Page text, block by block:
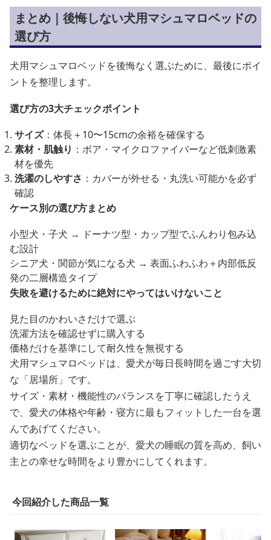
まとめ｜後悔しない犬用マシュマロベッドの
選び方
犬用マシュマロベッドを後悔なく選ぶために、最後にポイ
ントを整理します。
選び方の3大チェックポイント
サイズ：体長＋10〜15cmの余裕を確保する
素材・肌触り ：ボア・マイクロファイバーなど低刺激素
材を優先
洗濯のしやすさ ：カバーが外せる・丸洗い可能かを必ず
確認
ケース別の選び方まとめ
小型犬・子犬 → ドーナツ型・カップ型でふんわり包み込
む設計
シニア犬・関節が気になる犬 → 表面ふわふわ＋内部低反
発の二層構造タイプ
失敗を避けるために絶対にやってはいけないこと
見た目のかわいさだけで選ぶ
洗濯方法を確認せずに購入する
価格だけを基準にして耐久性を無視する
犬用マシュマロベッドは、愛犬が毎日長時間を過ごす大切
な「居場所」です。
サイズ・素材・機能性のバランスを丁寧に確認したうえ
で、愛犬の体格や年齢・寝方に最もフィットした一台を選
んであげてください。
適切なベッドを選ぶことが、愛犬の睡眠の質を高め、飼い
主との幸せな時間をより豊かにしてくれます。
今回紹介した商品一覧